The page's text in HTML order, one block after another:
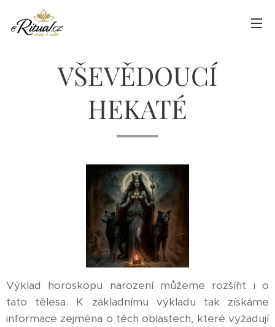
VŠEVĚDOUCÍ
HEKATÉ
Výklad horoskopu narození můžeme rozšířit i o
tato tělesa. K základnímu výkladu tak získáme
informace zejména o těch oblastech, které vyžadují